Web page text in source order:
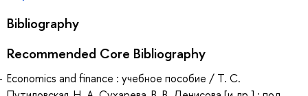
Bibliography
Recommended Core Bibliography
Economics and finance : учебное пособие / Т. С.